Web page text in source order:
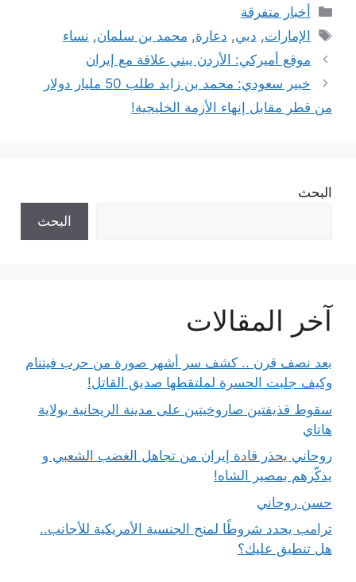
التصنيفات
أخبار متفرقة
الوسوم
الإمارات, دبي, دعارة, محمد بن سلمان, نساء
موقع أميركي: الأردن يبني علاقة مع إيران
خبير سعودي: محمد بن زايد طلب 50 مليار دولار
من قطر مقابل إنهاء الأزمة الخليجية!
البحث
البحث
آخر المقالات
بعد نصف قرن .. كشف سر أشهر صورة من حرب فيتنام
وكيف جلبت الحسرة لملتقطها صديق القاتل!
سقوط قذيفتين صاروخيتين على مدينة الريحانية بولاية
هاتاي
روحاني يحذر قادة إيران من تجاهل الغضب الشعبي و
يذكّرهم بمصير الشاه!
حسن روحاني
ترامب يحدد شروطًا لمنح الجنسية الأمريكية للأجانب..
هل تنطبق عليك؟